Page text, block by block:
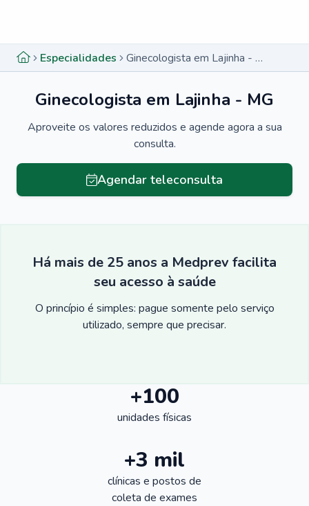
Especialidades Ginecologista em Lajinha - MG
Ginecologista em Lajinha - MG
Aproveite os valores reduzidos e agende agora a sua
consulta.
Agendar teleconsulta
Há mais de 25 anos a Medprev facilita
seu acesso à saúde
O princípio é simples: pague somente pelo serviço
utilizado, sempre que precisar.
+100
unidades físicas
+3 mil
clínicas e postos de
coleta de exames